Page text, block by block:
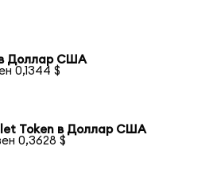
Доллар США
0,1344 $
Token в Доллар США
0,3628 $